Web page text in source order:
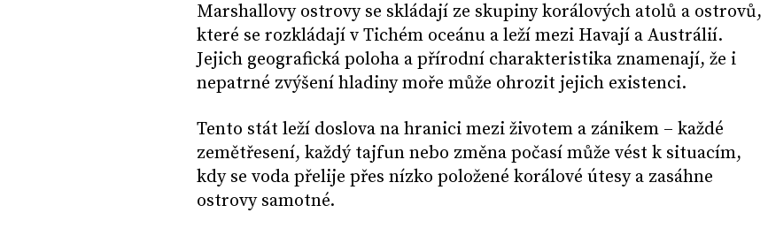
Marshallovy ostrovy se skládají ze skupiny korálových atolů a ostrovů,
které se rozkládají v Tichém oceánu a leží mezi Havají a Austrálií.
Jejich geografická poloha a přírodní charakteristika znamenají, že i
nepatrné zvýšení hladiny moře může ohrozit jejich existenci.
Tento stát leží doslova na hranici mezi životem a zánikem – každé
zemětřesení, každý tajfun nebo změna počasí může vést k situacím,
kdy se voda přelije přes nízko položené korálové útesy a zasáhne
ostrovy samotné.